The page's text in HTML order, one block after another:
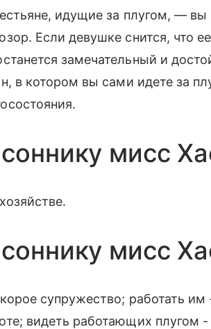
идущие за плугом, — вы
Если девушке снится, что
замечательный и
в котором вы сами идете за
мисс
мисс
супружество; работать им
видеть работающих плугом